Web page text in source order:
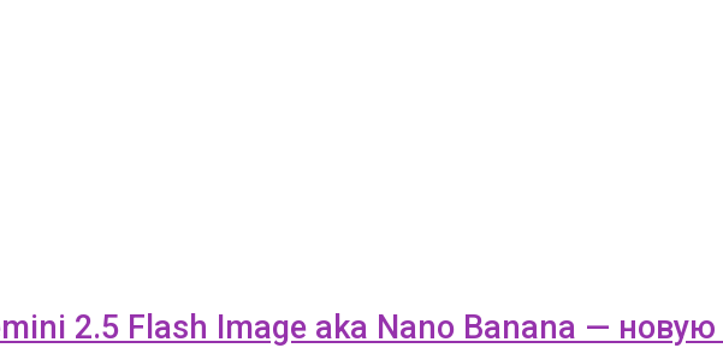
2.5 Flash Image aka Nano Banana —